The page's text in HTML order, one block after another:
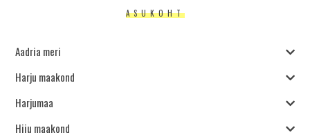
ASUKOHT
Aadria meri
Harju maakond
Harjumaa
Hiiu maakond